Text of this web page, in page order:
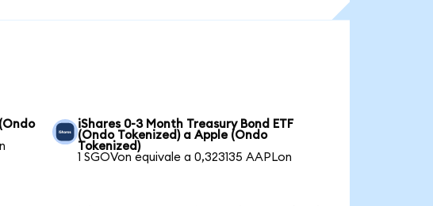
iShares 0-3 Month Treasury Bond ETF
(Ondo Tokenized) a Apple (Ondo
Tokenized)
1 SGOVon equivale a 0,323135 AAPLon